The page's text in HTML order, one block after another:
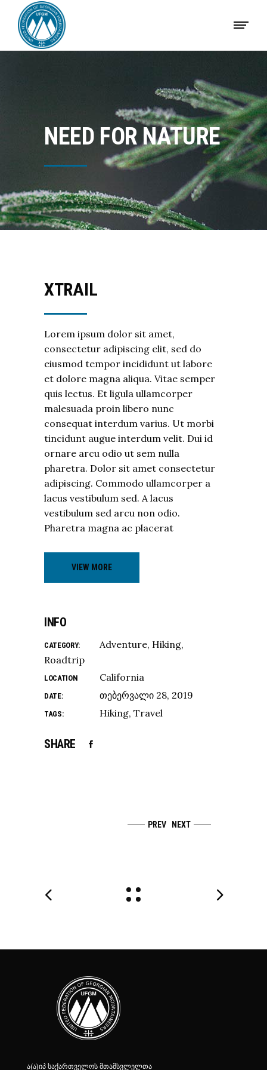
NEED FOR NATURE
XTRAIL
Lorem ipsum dolor sit amet,
consectetur adipiscing elit, sed do
eiusmod tempor incididunt ut labore
et dolore magna aliqua. Vitae semper
quis lectus. Et ligula ullamcorper
malesuada proin libero nunc
consequat interdum varius. Ut morbi
tincidunt augue interdum velit. Dui id
ornare arcu odio ut sem nulla
pharetra. Dolor sit amet consectetur
adipiscing. Commodo ullamcorper a
lacus vestibulum sed. A lacus
vestibulum sed arcu non odio.
Pharetra magna ac placerat
VIEW MORE
INFO
CATEGORY: Adventure Hiking
Roadtrip
LOCATION California
DATE: თებერვალი 28, 2019
TAGS: Hiking Travel
SHARE
PREV NEXT
ა(ა)იპ საქართველოს მთამსვლელთა